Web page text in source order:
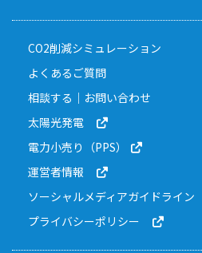
CO2削減シミュレーション
よくあるご質問
相談する｜お問い合わせ
太陽光発電
電力小売り（PPS）
運営者情報
ソーシャルメディアガイドライン
プライバシーポリシー